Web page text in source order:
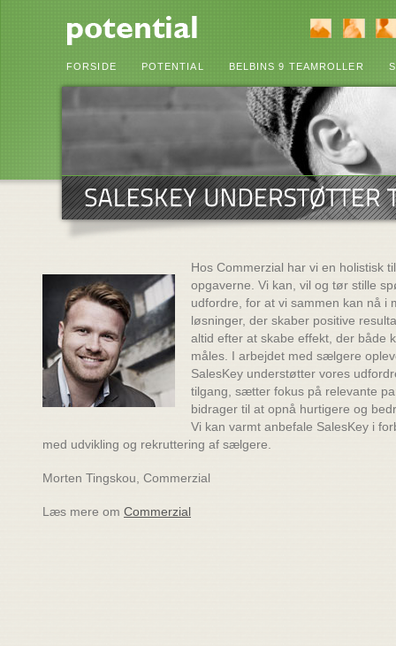
FORSIDE POTENTIAL BELBINS 9 TEAMROLLER
Hos Commerzial har vi en holistisk
opgaverne. Vi kan, vil og tør stille
udfordre, for at vi sammen kan nå i
løsninger, der skaber positive
altid efter at skabe effekt, der både
måles. I arbejdet med sælgere
SalesKey understøtter vores
tilgang, sætter fokus på relevante
bidrager til at opnå hurtigere og
Vi kan varmt anbefale SalesKey i
med udvikling og rekruttering af sælgere.
Morten Tingskou, Commerzial
Læs mere om Commerzial